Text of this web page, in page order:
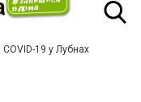
COVID-19 у Лубнах